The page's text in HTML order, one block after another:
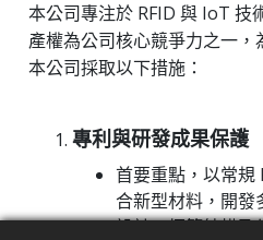
永續治理
ESG組織
企業永續
風險管理
資訊安全管理
本公司專注於 RFID 與 IoT 技
產權為公司核心競爭力之一，
本公司採取以下措施：
專利與研發成果保護
首要重點，以常規
合新型材料，開發
設計、標籤結構及